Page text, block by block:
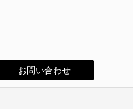
お問い合わせ